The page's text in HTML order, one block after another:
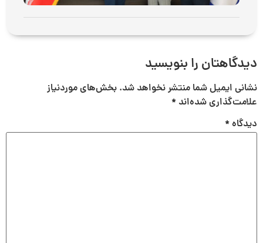
دیدگاهتان را بنویسید
نشانی ایمیل شما منتشر نخواهد شد. بخش‌های موردنیاز
علامت‌گذاری شده‌اند *
دیدگاه*